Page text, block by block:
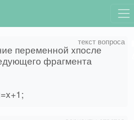
переменной xпосле
фрагмента